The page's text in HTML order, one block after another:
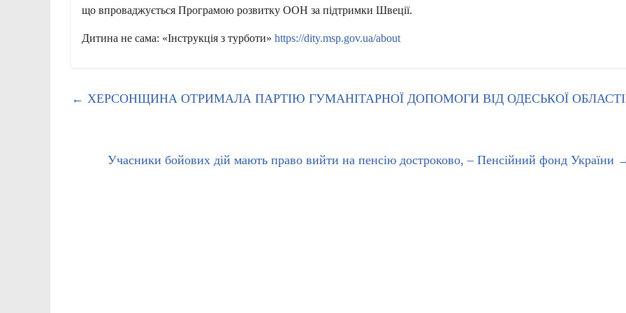
що впроваджується Програмою розвитку ООН за підтримки Швеції.
Дитина не сама: «Інструкція з турботи» https://dity.msp.gov.ua/about
← ХЕРСОНЩИНА ОТРИМАЛА ПАРТІЮ ГУМАНІТАРНОЇ ДОПОМОГИ ВІД ОДЕСЬКОЇ ОБЛАСТІ
Учасники бойових дій мають право вийти на пенсію достроково, – Пенсійний фонд України